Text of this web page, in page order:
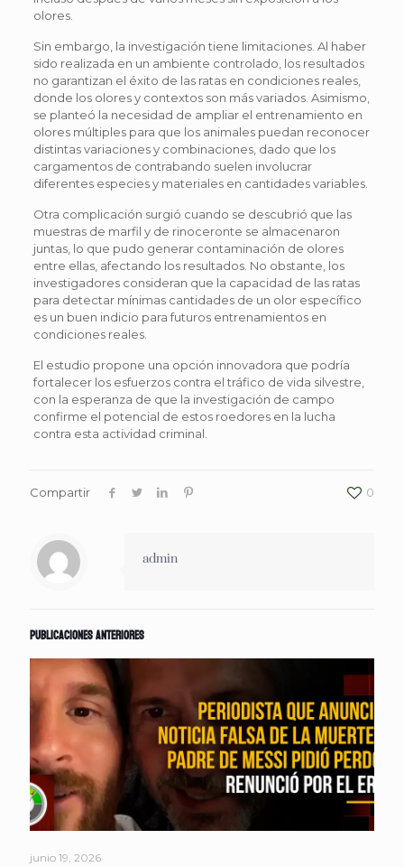
olores.
Sin embargo, la investigación tiene limitaciones. Al haber
sido realizada en un ambiente controlado, los resultados
no garantizan el éxito de las ratas en condiciones reales,
donde los olores y contextos son más variados. Asimismo,
se planteó la necesidad de ampliar el entrenamiento en
olores múltiples para que los animales puedan reconocer
distintas variaciones y combinaciones, dado que los
cargamentos de contrabando suelen involucrar
diferentes especies y materiales en cantidades variables.
Otra complicación surgió cuando se descubrió que las
muestras de marfil y de rinoceronte se almacenaron
juntas, lo que pudo generar contaminación de olores
entre ellas, afectando los resultados. No obstante, los
investigadores consideran que la capacidad de las ratas
para detectar mínimas cantidades de un olor específico
es un buen indicio para futuros entrenamientos en
condiciones reales.
El estudio propone una opción innovadora que podría
fortalecer los esfuerzos contra el tráfico de vida silvestre,
con la esperanza de que la investigación de campo
confirme el potencial de estos roedores en la lucha
contra esta actividad criminal.
Compartir 0
admin
Publicaciones anteriores
junio 19, 2026